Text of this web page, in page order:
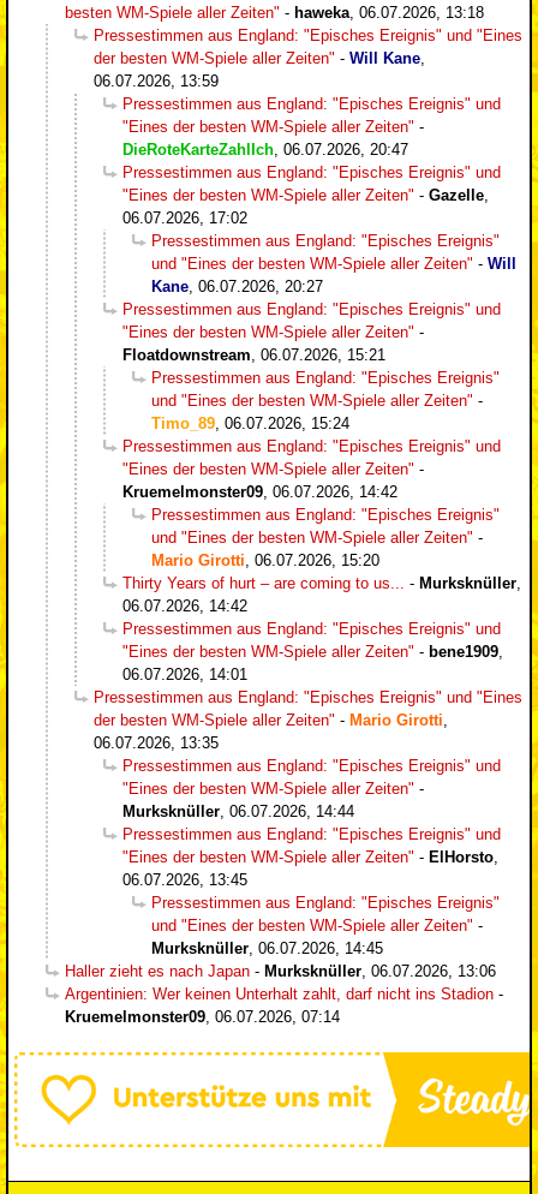
besten WM-Spiele aller Zeiten" - haweka 06.07.2026, 13:18
Pressestimmen aus England: "Episches Ereignis" und "Eines
der besten WM-Spiele aller Zeiten" - Will Kane
06.07.2026, 13:59
Pressestimmen aus England: "Episches Ereignis" und
"Eines der besten WM-Spiele aller Zeiten" -
DieRoteKarteZahlIch 06.07.2026, 20:47
Pressestimmen aus England: "Episches Ereignis" und
"Eines der besten WM-Spiele aller Zeiten" - Gazelle
06.07.2026, 17:02
Pressestimmen aus England: "Episches Ereignis"
und "Eines der besten WM-Spiele aller Zeiten" - Will
Kane 06.07.2026, 20:27
Pressestimmen aus England: "Episches Ereignis" und
"Eines der besten WM-Spiele aller Zeiten" -
Floatdownstream 06.07.2026, 15:21
Pressestimmen aus England: "Episches Ereignis"
und "Eines der besten WM-Spiele aller Zeiten" -
Timo_89 06.07.2026, 15:24
Pressestimmen aus England: "Episches Ereignis" und
"Eines der besten WM-Spiele aller Zeiten" -
Kruemelmonster09 06.07.2026, 14:42
Pressestimmen aus England: "Episches Ereignis"
und "Eines der besten WM-Spiele aller Zeiten" -
Mario Girotti 06.07.2026, 15:20
Thirty Years of hurt – are coming to us...
- Murksknüller
06.07.2026, 14:42
Pressestimmen aus England: "Episches Ereignis" und
"Eines der besten WM-Spiele aller Zeiten" - bene1909
06.07.2026, 14:01
Pressestimmen aus England: "Episches Ereignis" und "Eines
der besten WM-Spiele aller Zeiten" - Mario Girotti
06.07.2026, 13:35
Pressestimmen aus England: "Episches Ereignis" und
"Eines der besten WM-Spiele aller Zeiten" -
Murksknüller 06.07.2026, 14:44
Pressestimmen aus England: "Episches Ereignis" und
"Eines der besten WM-Spiele aller Zeiten" - ElHorsto
06.07.2026, 13:45
Pressestimmen aus England: "Episches Ereignis"
und "Eines der besten WM-Spiele aller Zeiten" -
Murksknüller 06.07.2026, 14:45
Haller zieht es nach Japan - Murksknüller 06.07.2026, 13:06
Argentinien: Wer keinen Unterhalt zahlt, darf nicht ins Stadion -
Kruemelmonster09 06.07.2026, 07:14